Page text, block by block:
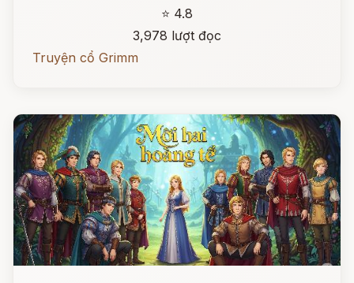
⭐ 4.8
3,978 lượt đọc
Truyện cổ Grimm